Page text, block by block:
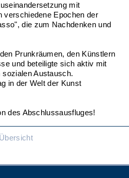
mit
verschiedene Epochen der
die zum Nachdenken und
Prunkräumen, den Künstlern
und beteiligte sich aktiv mit
Austausch.
in der Welt der Kunst
des Abschlussausfluges!
Übersicht